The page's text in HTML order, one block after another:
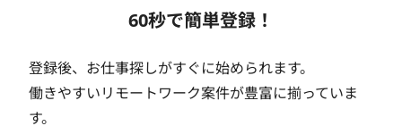
60秒で簡単登録！
登録後、お仕事探しがすぐに始められます。
働きやすいリモートワーク案件が豊富に揃っていま
す。